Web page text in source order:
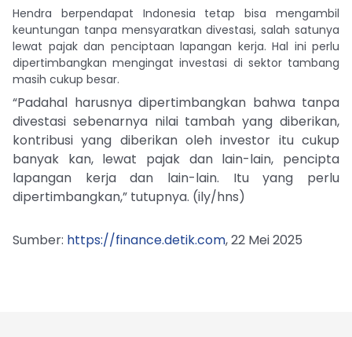
Hendra berpendapat Indonesia tetap bisa mengambil
keuntungan tanpa mensyaratkan divestasi, salah satunya
lewat pajak dan penciptaan lapangan kerja. Hal ini perlu
dipertimbangkan mengingat investasi di sektor tambang
masih cukup besar.
“Padahal harusnya dipertimbangkan bahwa tanpa
divestasi sebenarnya nilai tambah yang diberikan,
kontribusi yang diberikan oleh investor itu cukup
banyak kan, lewat pajak dan lain-lain, pencipta
lapangan kerja dan lain-lain. Itu yang perlu
dipertimbangkan,” tutupnya. (ily/hns)
Sumber: https://finance.detik.com, 22 Mei 2025